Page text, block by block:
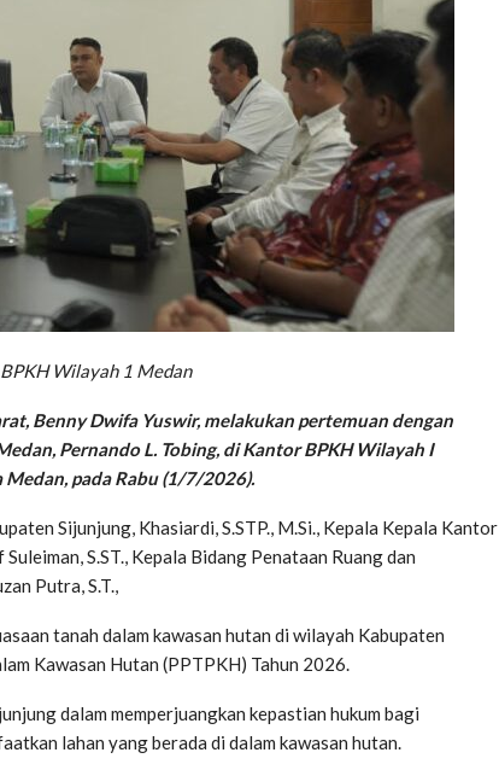
Wilayah 1 Medan
Benny Dwifa Yuswir, melakukan pertemuan dengan
Pernando L. Tobing, di Kantor BPKH Wilayah I
pada Rabu (1/7/2026).
Sijunjung, Khasiardi, S.STP., M.Si., Kepala Kepala Kantor
S.ST., Kepala Bidang Penataan Ruang dan
Putra, S.T.,
tanah dalam kawasan hutan di wilayah Kabupaten
Kawasan Hutan (PPTPKH) Tahun 2026.
dalam memperjuangkan kepastian hukum bagi
lahan yang berada di dalam kawasan hutan.